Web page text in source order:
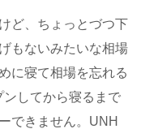
ど、ちょっとづつ下
もないみたいな相場
に寝て相場を忘れる
してから寝るまで
できません。UNH